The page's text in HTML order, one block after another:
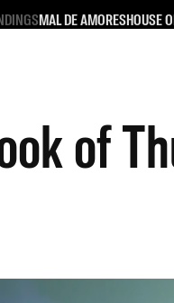
MAL DE AMORESHOUSE
of